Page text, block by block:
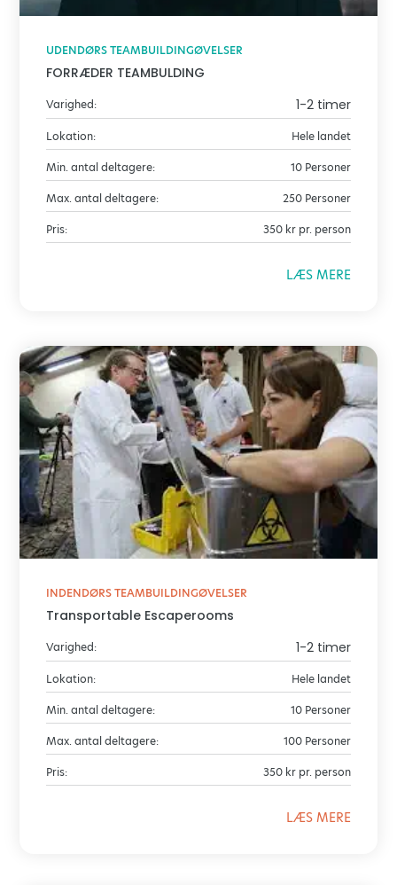
UDENDØRS TEAMBUILDINGØVELSER
FORRÆDER TEAMBULDING
Varighed: 1-2 timer
Lokation: Hele landet
Min. antal deltagere: 10 Personer
Max. antal deltagere: 250 Personer
Pris: 350 kr pr. person
LÆS MERE
INDENDØRS TEAMBUILDINGØVELSER
Transportable Escaperooms
Varighed: 1-2 timer
Lokation: Hele landet
Min. antal deltagere: 10 Personer
Max. antal deltagere: 100 Personer
Pris: 350 kr pr. person
LÆS MERE